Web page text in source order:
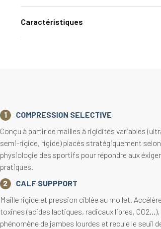
Caractéristiques
COMPRESSION SELECTIVE
Conçu à partir de mailles à rigidités variables
semi-rigide, rigide) placés stratégiquement
physiologie des sportifs pour répondre aux
pratiques.
CALF SUPPPORT
Maille rigide et pression ciblée au mollet.
toxines (acides lactiques, radicaux libres,
phénomène de jambes lourdes et recule le seuil